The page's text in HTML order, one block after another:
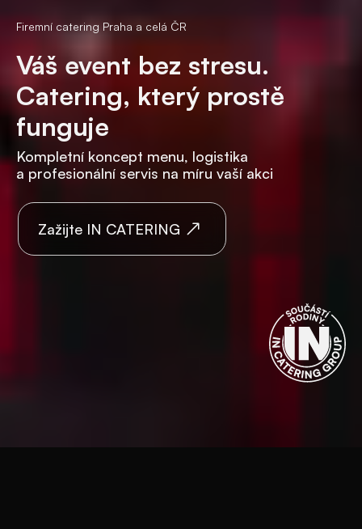
Firemní catering Praha a celá ČR
Váš event bez stresu.
Catering, který prostě
funguje
Kompletní koncept menu, logistika
a profesionální servis na míru vaší akci
Zažijte IN CATERING